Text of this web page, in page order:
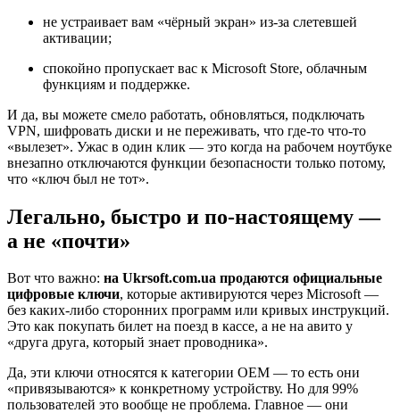
не устраивает вам «чёрный экран» из-за слетевшей
активации;
спокойно пропускает вас к Microsoft Store, облачным
функциям и поддержке.
И да, вы можете смело работать, обновляться, подключать
VPN, шифровать диски и не переживать, что где-то что-то
«вылезет». Ужас в один клик — это когда на рабочем ноутбуке
внезапно отключаются функции безопасности только потому,
что «ключ был не тот».
Легально, быстро и по-настоящему —
а не «почти»
Вот что важно: на Ukrsoft.com.ua продаются официальные
цифровые ключи, которые активируются через Microsoft —
без каких-либо сторонних программ или кривых инструкций.
Это как покупать билет на поезд в кассе, а не на авито у
«друга друга, который знает проводника».
Да, эти ключи относятся к категории OEM — то есть они
«привязываются» к конкретному устройству. Но для 99%
пользователей это вообще не проблема. Главное — они